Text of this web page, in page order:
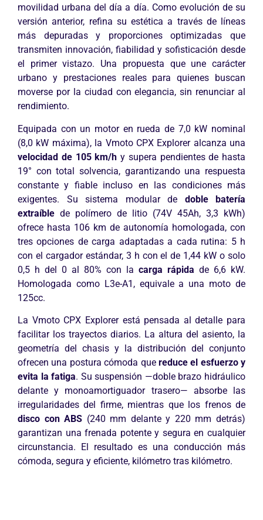
movilidad urbana del día a día. Como evolución de su
versión anterior, refina su estética a través de líneas
más depuradas y proporciones optimizadas que
transmiten innovación, fiabilidad y sofisticación desde
el primer vistazo. Una propuesta que une carácter
urbano y prestaciones reales para quienes buscan
moverse por la ciudad con elegancia, sin renunciar al
rendimiento.
Equipada con un motor en rueda de 7,0 kW nominal
(8,0 kW máxima), la Vmoto CPX Explorer alcanza una
velocidad de 105 km/h y supera pendientes de hasta
19° con total solvencia, garantizando una respuesta
constante y fiable incluso en las condiciones más
exigentes. Su sistema modular de doble batería
extraíble de polímero de litio (74V 45Ah, 3,3 kWh)
ofrece hasta 106 km de autonomía homologada, con
tres opciones de carga adaptadas a cada rutina: 5 h
con el cargador estándar, 3 h con el de 1,44 kW o solo
0,5 h del 0 al 80% con la carga rápida de 6,6 kW.
Homologada como L3e-A1, equivale a una moto de
125cc.
La Vmoto CPX Explorer está pensada al detalle para
facilitar los trayectos diarios. La altura del asiento, la
geometría del chasis y la distribución del conjunto
ofrecen una postura cómoda que reduce el esfuerzo y
evita la fatiga. Su suspensión —doble brazo hidráulico
delante y monoamortiguador trasero— absorbe las
irregularidades del firme, mientras que los frenos de
disco con ABS (240 mm delante y 220 mm detrás)
garantizan una frenada potente y segura en cualquier
circunstancia. El resultado es una conducción más
cómoda, segura y eficiente, kilómetro tras kilómetro.